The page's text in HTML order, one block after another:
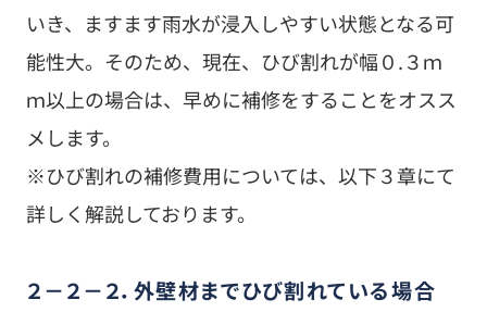
いき、ますます雨水が浸入しやすい状態となる可
能性大。そのため、現在、ひび割れが幅０.３ｍ
ｍ以上の場合は、早めに補修をすることをオスス
メします。
※ひび割れの補修費用については、以下３章にて
詳しく解説しております。
２－２－２．外壁材までひび割れている場合